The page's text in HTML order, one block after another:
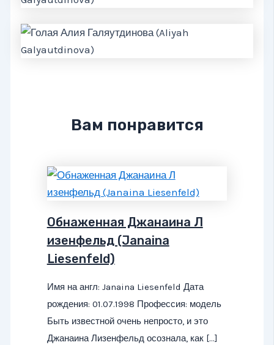
Вам понравится
Обнаженная Джанаина Л
изенфельд (Janaina
Liesenfeld)
Имя на англ: Janaina Liesenfeld Дата
рождения: 01.07.1998 Профессия: модель
Быть известной очень непросто, и это
Джанаина Лизенфельд осознала, как […]